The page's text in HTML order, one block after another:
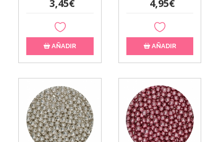
3,45€
AÑADIR
4,95€
AÑADIR